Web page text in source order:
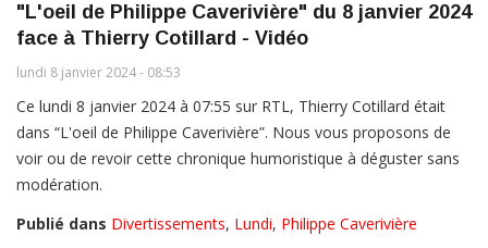
"L'oeil de Philippe Caverivière" du 8 janvier 2024
face à Thierry Cotillard - Vidéo
lundi 8 janvier 2024 - 08:53
Ce lundi 8 janvier 2024 à 07:55 sur RTL, Thierry Cotillard était
dans “L'oeil de Philippe Caverivière”. Nous vous proposons de
voir ou de revoir cette chronique humoristique à déguster sans
modération.
Publié dans Divertissements, Lundi, Philippe Caverivière